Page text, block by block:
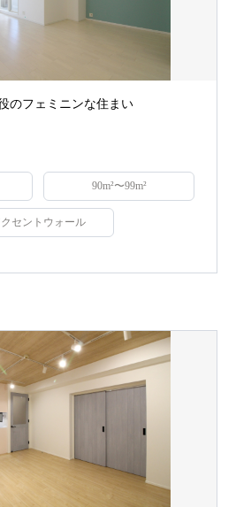
のフェミニンな住まい
90m²〜99m²
セントウォール